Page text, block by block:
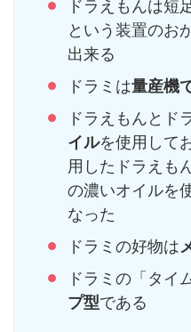
ドラえもんは短
という装置のお
出来る
ドラミは量産機
ドラえもんとド
イルを使用して
用したドラえも
の濃いオイルを
なった
ドラミの好物は
ドラミの「タイ
プ型である